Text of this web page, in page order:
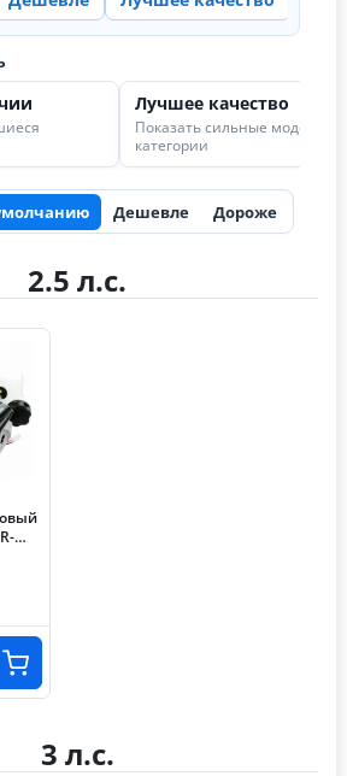
Лучшее качество
Показать сильные модели в
категории
Дешевле Дороже
2.5 л.с.
3 л.с.